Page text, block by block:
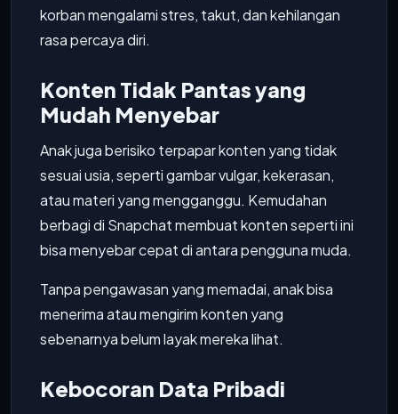
korban mengalami stres, takut, dan kehilangan
rasa percaya diri.
Konten Tidak Pantas yang
Mudah Menyebar
Anak juga berisiko terpapar konten yang tidak
sesuai usia, seperti gambar vulgar, kekerasan,
atau materi yang mengganggu. Kemudahan
berbagi di Snapchat membuat konten seperti ini
bisa menyebar cepat di antara pengguna muda.
Tanpa pengawasan yang memadai, anak bisa
menerima atau mengirim konten yang
sebenarnya belum layak mereka lihat.
Kebocoran Data Pribadi